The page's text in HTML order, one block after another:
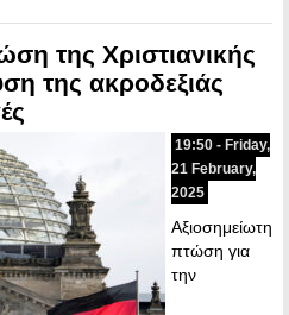
της Χριστιανικής
της ακροδεξιάς
19:50 - Friday,
21 February,
2025
Αξιοσημείωτη
πτώση για
την